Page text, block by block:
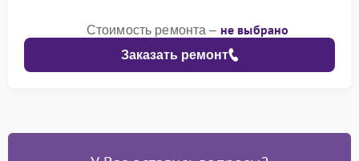
Заказать ремонт
Стоимость ремонта – не выбрано